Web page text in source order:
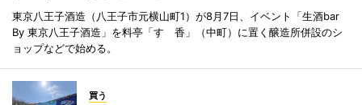
東京八王子酒造（八王子市元横山町1）が8月7日、イベント「生酒bar
By 東京八王子酒造」を料亭「すゞ香」（中町）に置く醸造所併設のシ
ョップなどで始める。
買う